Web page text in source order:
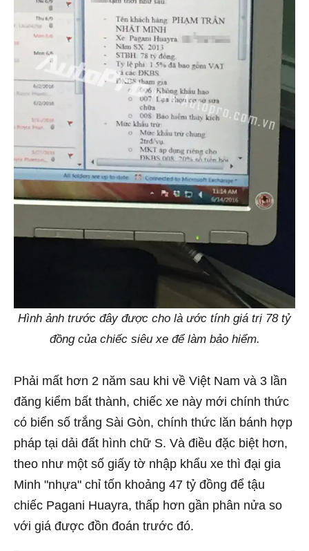
Hình ảnh trước đây được cho là ước tính giá trị 78 tỷ
đồng của chiếc siêu xe để làm bảo hiểm.
Phải mất hơn 2 năm sau khi về Việt Nam và 3 lần
đăng kiểm bất thành, chiếc xe này mới chính thức
có biển số trắng Sài Gòn, chính thức lăn bánh hợp
pháp tại dải đất hình chữ S. Và điều đặc biệt hơn,
theo như một số giấy tờ nhập khẩu xe thì đại gia
Minh "nhựa" chỉ tốn khoảng 47 tỷ đồng để tậu
chiếc Pagani Huayra, thấp hơn gần phân nửa so
với giá được đồn đoán trước đó.